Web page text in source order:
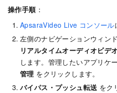
操作手順：
ApsaraVideo Live コンソール
左側のナビゲーションウィンド
リアルタイムオーディオビデオ
します。管理したいアプリケ
管理 をクリックします。
バイパス・プッシュ転送 をク